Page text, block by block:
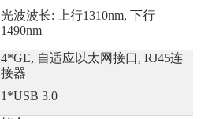
光波波长: 上行1310nm, 下行
1490nm
4*GE, 自适应以太网接口, RJ45连
接器
1*USB 3.0